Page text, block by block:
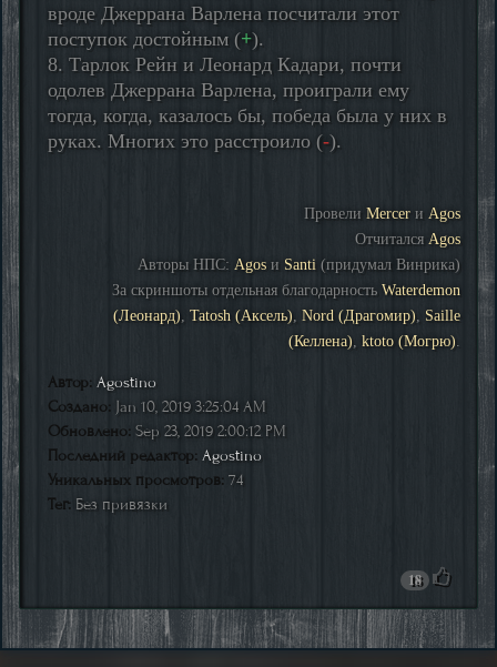
вроде Джеррана Варлена посчитали этот
поступок достойным (+).
8. Тарлок Рейн и Леонард Кадари, почти
одолев Джеррана Варлена, проиграли ему
тогда, когда, казалось бы, победа была у них в
руках. Многих это расстроило (-).
Провели Mercer и Agos
Отчитался Agos
Авторы НПС: Agos и Santi (придумал Винрика)
За скриншоты отдельная благодарность Waterdemon
(Леонард) Tatosh (Аксель) Nord (Драгомир)
Saille
(Келлена) ktoto (Могрю)
Автор: Agostino
Создано: Jan 10, 2019 3:25:04 AM
Обновлено: Sep 23, 2019 2:00:12 PM
Последний редактор: Agostino
Уникальных просмотров: 74
Тег: Без привязки
18